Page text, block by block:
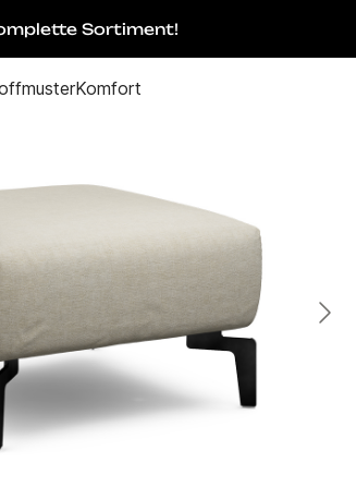
Sortiment!
Komfort